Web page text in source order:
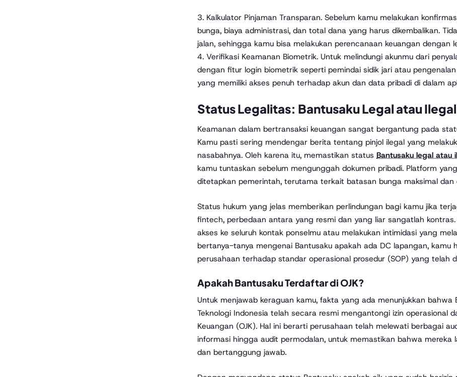
3. Kalkulator Pinjaman Transparan. Sebelum kamu melakukan
bunga, biaya administrasi, dan total dana yang harus dikembalikan.
jalan, sehingga kamu bisa melakukan perencanaan keuangan dengan
4. Verifikasi Keamanan Biometrik. Untuk melindungi akunmu dari
dengan fitur login biometrik seperti pemindai sidik jari atau
yang memiliki akses penuh terhadap akun dan data pribadi di dalam
Status Legalitas: Bantusaku Legal atau
Keamanan dalam bertransaksi keuangan sangat bergantung pada
Kamu pasti sering mendengar berita tentang pinjol ilegal yang
nasabahnya. Oleh karena itu, memastikan status Bantusaku legal atau
kamu tuntaskan sebelum mengunggah dokumen pribadi. Platform
ditetapkan pemerintah, terutama terkait batasan bunga maksimal
Status hukum yang jelas memberikan perlindungan bagi kamu jika
fintech, perbedaan antara yang resmi dan yang liar sangatlah
akses ke seluruh kontak ponselmu atau melakukan intimidasi yang
bertanya-tanya mengenai Bantusaku apakah ada DC lapangan, kamu
perusahaan terhadap standar operasional prosedur (SOP) yang telah
Apakah Bantusaku Terdaftar di OJK?
Untuk menjawab keraguan kamu, fakta yang ada menunjukkan bahwa
Teknologi Indonesia telah secara resmi mengantongi izin operasional
Keuangan (OJK). Hal ini berarti perusahaan telah melewati berbagai
informasi hingga audit permodalan, untuk memastikan bahwa
dan bertanggung jawab.